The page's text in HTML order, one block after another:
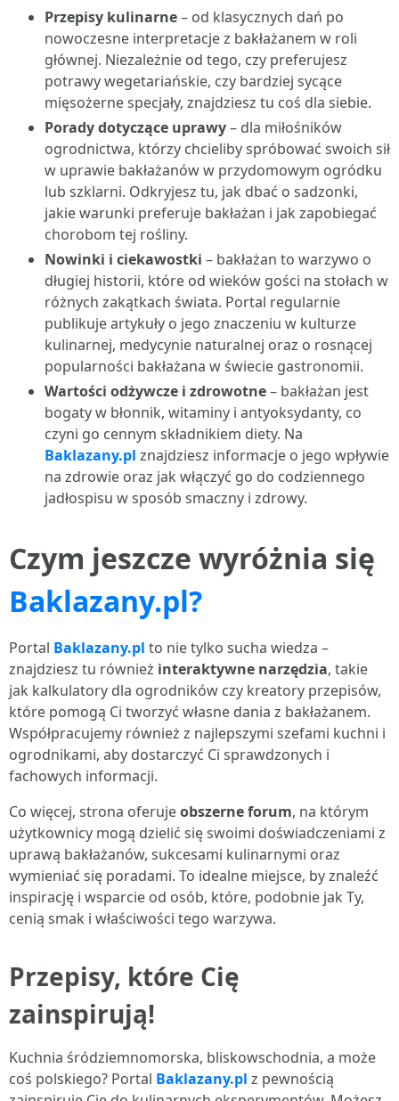
Przepisy kulinarne– od klasycznych dań po
nowoczesne interpretacje z bakłażanem w roli
głównej. Niezależnie od tego, czy preferujesz
potrawy wegetariańskie, czy bardziej sycące
mięsożerne specjały, znajdziesz tu coś dla siebie.
Porady dotyczące uprawy– dla miłośników
ogrodnictwa, którzy chcieliby spróbować swoich sił
w uprawie bakłażanów w przydomowym ogródku
lub szklarni. Odkryjesz tu, jak dbać o sadzonki,
jakie warunki preferuje bakłażan i jak zapobiegać
chorobom tej rośliny.
Nowinki i ciekawostki – bakłażan to warzywo o
długiej historii, które od wieków gości na stołach w
różnych zakątkach świata. Portal regularnie
publikuje artykuły o jego znaczeniu w kulturze
kulinarnej, medycynie naturalnej oraz o rosnącej
popularności bakłażana w świecie gastronomii.
Wartości odżywcze i zdrowotne– bakłażan jest
bogaty w błonnik, witaminy i antyoksydanty, co
czyni go cennym składnikiem diety. Na
Baklazany.pl znajdziesz informacje o jego wpływie
na zdrowie oraz jak włączyć go do codziennego
jadłospisu w sposób smaczny i zdrowy.
Czym jeszcze wyróżnia się
Baklazany.pl?
Portal Baklazany.pl to nie tylko sucha wiedza –
znajdziesz tu również interaktywne narzędzia, takie
jak kalkulatory dla ogrodników czy kreatory przepisów,
które pomogą Ci tworzyć własne dania z bakłażanem.
Współpracujemy również z najlepszymi szefami kuchni i
ogrodnikami, aby dostarczyć Ci sprawdzonych i
fachowych informacji.
Co więcej, strona oferujeobszerne forum, na którym
użytkownicy mogą dzielić się swoimi doświadczeniami z
uprawą bakłażanów, sukcesami kulinarnymi oraz
wymieniać się poradami. To idealne miejsce, by znaleźć
inspirację i wsparcie od osób, które, podobnie jak Ty,
cenią smak i właściwości tego warzywa.
Przepisy, które Cię
zainspirują!
Kuchnia śródziemnomorska, bliskowschodnia, a może
coś polskiego? Portal Baklazany.pl z pewnością